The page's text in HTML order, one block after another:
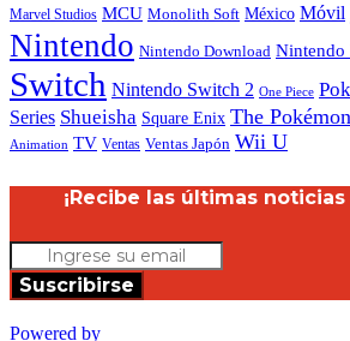
Marvel Studios MCU Monolith Soft México Móvil
Nintendo Nintendo Download Nintendo
Switch Nintendo Switch 2 One Piece
Series Shueisha Square Enix The
Animation TV Ventas Ventas Japón Wii U
¡Recibe las últimas
Suscribirse
Powered by